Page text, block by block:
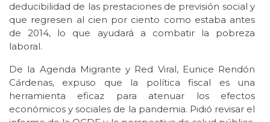
deducibilidad de las prestaciones de previsión social y
que regresen al cien por ciento como estaba antes
de 2014, lo que ayudará a combatir la pobreza
laboral.
De la Agenda Migrante y Red Viral, Eunice Rendón
Cárdenas, expuso que la política fiscal es una
herramienta eficaz para atenuar los efectos
económicos y sociales de la pandemia. Pidió revisar el